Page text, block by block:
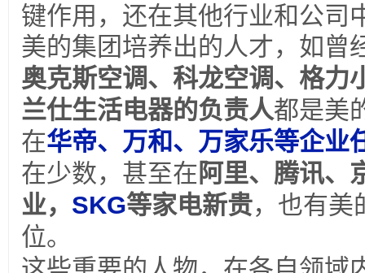
键作用，还在其他行业和公司
美的集团培养出的人才，如曾
奥克斯空调、科龙空调、格力
兰仕生活电器的负责人都是美
在华帝、万和、万家乐等企业
在少数，甚至在 阿里、腾讯、
业， SKG等家电新贵， 也有美
位。